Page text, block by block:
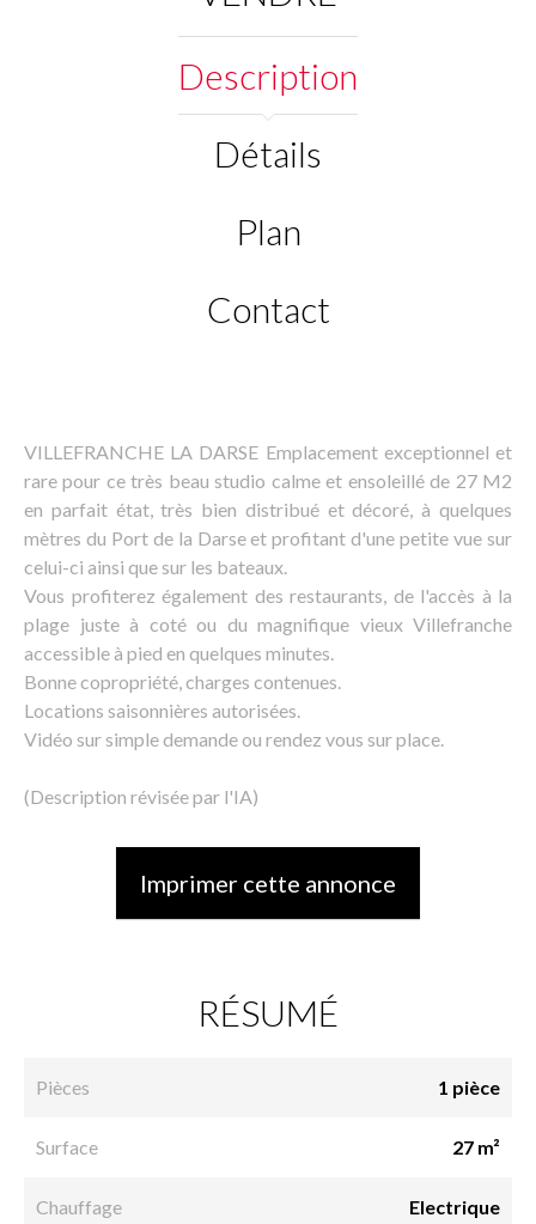
Description
Détails
Plan
Contact
VILLEFRANCHE LA DARSE Emplacement exceptionnel et
rare pour ce très beau studio calme et ensoleillé de 27 M2
en parfait état, très bien distribué et décoré, à quelques
mètres du Port de la Darse et profitant d'une petite vue sur
celui-ci ainsi que sur les bateaux.
Vous profiterez également des restaurants, de l'accès à la
plage juste à coté ou du magnifique vieux Villefranche
accessible à pied en quelques minutes.
Bonne copropriété, charges contenues.
Locations saisonnières autorisées.
Vidéo sur simple demande ou rendez vous sur place.
(Description révisée par l'IA)
Imprimer cette annonce
RÉSUMÉ
Pièces 1 pièce
Surface 27 m²
Chauffage Electrique